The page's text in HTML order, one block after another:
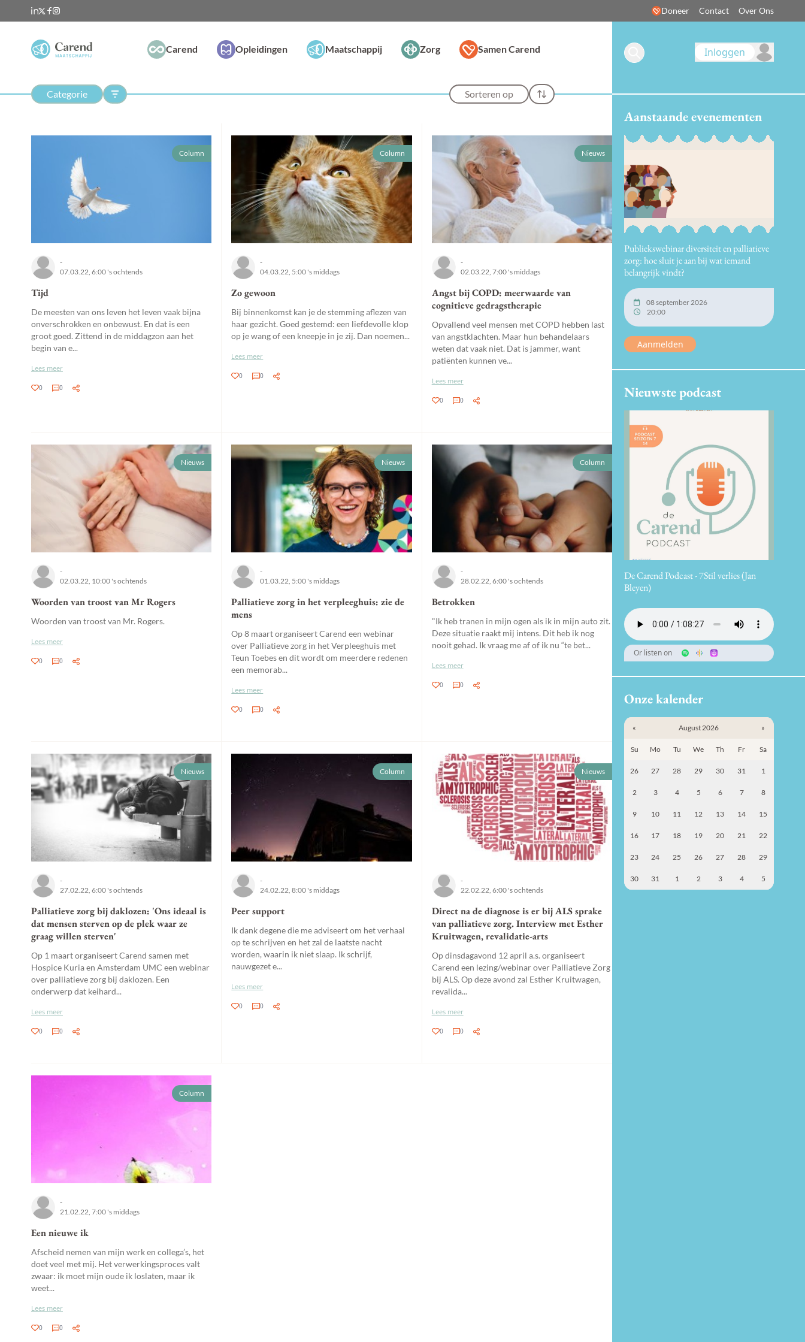
Doneer Contact Over Ons
Carend Opleidingen Maatschappij Zorg Samen Carend
Categorie Sorteren op
Column
-
07.03.22, 6:00 's ochtends
Tijd
De meesten van ons leven het leven vaak bijna
onverschrokken en onbewust. En dat is een
groot goed. Zittend in de middagzon aan het
begin van e...
Lees meer
0 0
Column
-
04.03.22, 5:00 's middags
Zo gewoon
Bij binnenkomst kan je de stemming aflezen van
haar gezicht. Goed gestemd: een liefdevolle klop
op je wang of een kneepje in je zij. Dan noemen...
Lees meer
0 0
Nieuws
-
02.03.22, 7:00 's middags
Angst bij COPD: meerwaarde van
cognitieve gedragstherapie
Opvallend veel mensen met COPD hebben last
van angstklachten. Maar hun behandelaars
weten dat vaak niet. Dat is jammer, want
patiënten kunnen ve...
Lees meer
0 0
Nieuws
-
02.03.22, 10:00 's ochtends
Woorden van troost van Mr Rogers
Woorden van troost van Mr. Rogers.
Lees meer
0 0
Nieuws
-
01.03.22, 5:00 's middags
Palliatieve zorg in het verpleeghuis: zie de
mens
Op 8 maart organiseert Carend een webinar
over Palliatieve zorg in het Verpleeghuis met
Teun Toebes en dit wordt om meerdere redenen
een memorab...
Lees meer
0 0
Column
-
28.02.22, 6:00 's ochtends
Betrokken
"Ik heb tranen in mijn ogen als ik in mijn auto zit.
Deze situatie raakt mij intens. Dit heb ik nog
nooit gehad. Ik vraag me af of ik nu “te bet...
Lees meer
0 0
Nieuws
-
27.02.22, 6:00 's ochtends
Palliatieve zorg bij daklozen: 'Ons ideaal is
dat mensen sterven op de plek waar ze
graag willen sterven'
Op 1 maart organiseert Carend samen met
Hospice Kuria en Amsterdam UMC een webinar
over palliatieve zorg bij daklozen. Een
onderwerp dat keihard...
Lees meer
0 0
Column
-
24.02.22, 8:00 's middags
Peer support
Ik dank degene die me adviseert om het verhaal
op te schrijven en het zal de laatste nacht
worden, waarin ik niet slaap. Ik schrijf,
nauwgezet e...
Lees meer
0 0
Nieuws
-
22.02.22, 6:00 's ochtends
Direct na de diagnose is er bij ALS sprake
van palliatieve zorg. Interview met Esther
Kruitwagen, revalidatie-arts
Op dinsdagavond 12 april a.s. organiseert
Carend een lezing/webinar over Palliatieve Zorg
bij ALS. Op deze avond zal Esther Kruitwagen,
revalida...
Lees meer
0 0
Column
-
21.02.22, 7:00 's middags
Een nieuwe ik
Afscheid nemen van mijn werk en collega’s, het
doet veel met mij. Het verwerkingsproces valt
zwaar: ik moet mijn oude ik loslaten, maar ik
weet...
Lees meer
0 0
Inloggen
Aanstaande evenementen
Publiekswebinar diversiteit en palliatieve
zorg: hoe sluit je aan bij wat iemand
belangrijk vindt?
08 september 2026
20:00
Aanmelden
Nieuwste podcast
De Carend Podcast - 7Stil verlies (Jan
Bleyen)
Or listen on
Onze kalender
« August 2026 »
Su Mo Tu We Th Fr Sa
26 27 28 29 30 31 1
2 3 4 5 6 7 8
9 10 11 12 13 14 15
16 17 18 19 20 21 22
23 24 25 26 27 28 29
30 31 1 2 3 4 5